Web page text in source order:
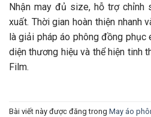
Nhận may đủ size, hỗ trợ
xuất. Thời gian hoàn thiện nhanh
là giải pháp áo phông đồng
diện thương hiệu và thể hiện tinh
Film.
Bài viết này được đăng trong May áo